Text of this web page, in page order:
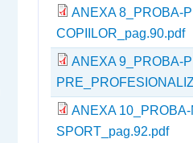
ANEXA 8_PROBA-
COPIILOR_pag.90.pdf
ANEXA 9_PROBA-
ANEXA
SPORT_pag.92.pdf